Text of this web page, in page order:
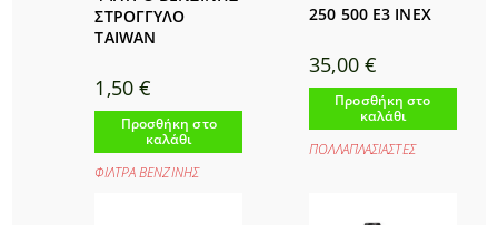
ΣΤΡΟΓΓΥΛΟ
TAIWAN
1,50 €
Προσθήκη στο
καλάθι
ΦΙΛΤΡΑ ΒΕΝΖΙΝΗΣ
250 500 E3 INEX
35,00 €
Προσθήκη στο
καλάθι
ΠΟΛΛΑΠΛΑΣΙΑΣΤΕΣ